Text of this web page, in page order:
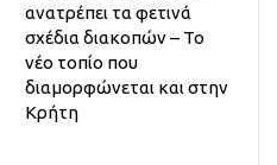
ανατρέπει τα φετινά
σχέδια διακοπών – Το
νέο τοπίο που
διαμορφώνεται και στην
Κρήτη